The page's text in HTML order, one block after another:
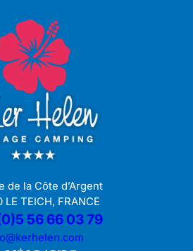
de la Côte d’Argent
LE TEICH, FRANCE
56 66 03 79